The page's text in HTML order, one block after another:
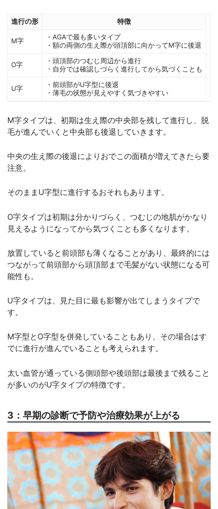
進行の形 特徴
M字
・AGAで最も多いタイプ
・額の両側の生え際が頭頂部に向かってM字に後退
O字
・頭頂部のつむじ周辺から進行
・自分では確認しづらく進行してから気づくことも
U字
・前頭部がU字型に後退
・薄毛の状態が見えやすく気づきやすい
M字タイプは、初期は生え際の中央部を残して進行し、脱
毛が進んでいくと中央部も後退していきます。
中央の生え際の後退によりおでこの面積が増えてきたら要
注意。
そのままU字型に進行するおそれもあります。
O字タイプは初期は分かりづらく、つむじの地肌がかなり
見えるようになってから気づくことも多くなります。
放置していると前頭部も薄くなることがあり、最終的には
つながって前頭部から頭頂部まで毛髪がない状態になる可
能性も。
U字タイプは、見た目に最も影響が出てしまうタイプで
す。
M字型とO字型を併発していることもあり、その場合はす
でに進行が進んでいることも考えられます。
太い血管が通っている側頭部や後頭部は最後まで残ること
が多いのがU字タイプの特徴です。
3：早期の診断で予防や治療効果が上がる